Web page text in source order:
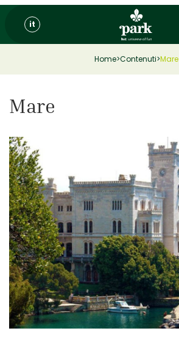
it
Home>Contenuti>Mare
Mare